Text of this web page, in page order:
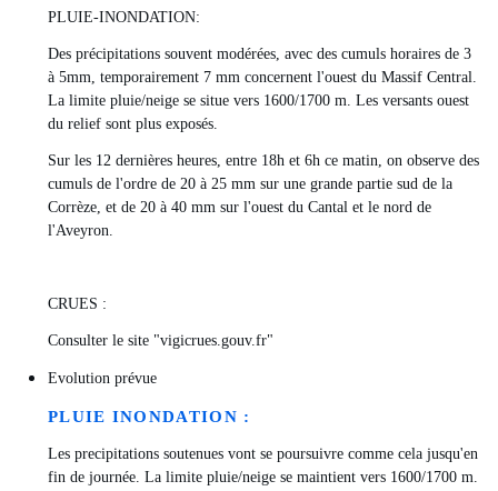
PLUIE-INONDATION:
Des précipitations souvent modérées, avec des cumuls horaires de 3
à 5mm, temporairement 7 mm concernent l'ouest du Massif Central.
La limite pluie/neige se situe vers 1600/1700 m. Les versants ouest
du relief sont plus exposés.
Sur les 12 dernières heures, entre 18h et 6h ce matin, on observe des
cumuls de l'ordre de 20 à 25 mm sur une grande partie sud de la
Corrèze, et de 20 à 40 mm sur l'ouest du Cantal et le nord de
l'Aveyron.
CRUES :
Consulter le site "vigicrues.gouv.fr"
Evolution prévue
PLUIE INONDATION :
Les precipitations soutenues vont se poursuivre comme cela jusqu'en
fin de journée. La limite pluie/neige se maintient vers 1600/1700 m.